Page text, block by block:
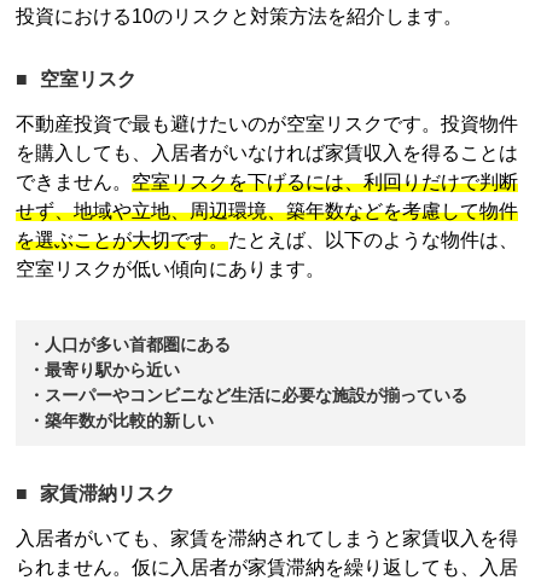
投資における10のリスクと対策方法を紹介します。
空室リスク
不動産投資で最も避けたいのが空室リスクです。投資物件
を購入しても、入居者がいなければ家賃収入を得ることは
できません。空室リスクを下げるには、利回りだけで判断
せず、地域や立地、周辺環境、築年数などを考慮して物件
を選ぶことが大切です。たとえば、以下のような物件は、
空室リスクが低い傾向にあります。
・人口が多い首都圏にある
・最寄り駅から近い
・スーパーやコンビニなど生活に必要な施設が揃っている
・築年数が比較的新しい
家賃滞納リスク
入居者がいても、家賃を滞納されてしまうと家賃収入を得
られません。仮に入居者が家賃滞納を繰り返しても、入居